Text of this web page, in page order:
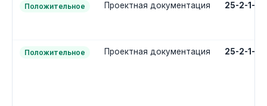
Положительное Проектная документация 25-2-1-
Положительное Проектная документация 25-2-1-2-